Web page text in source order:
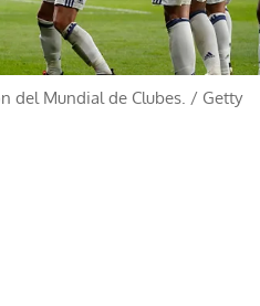
del Mundial de Clubes. / Getty